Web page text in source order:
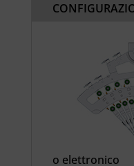
o elettronico